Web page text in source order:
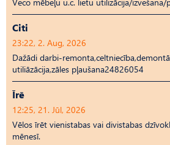
Veco mēbeļu u.c. lietu utilizācija/
Citi
23:22, 2. Aug, 2026
Dažādi darbi-
utiliāzācija,zāles pļaušana24826054
Īrē
12:25, 21. Jūl, 2026
Vēlos īrēt vienistabas vai divistabas
mēnesī.